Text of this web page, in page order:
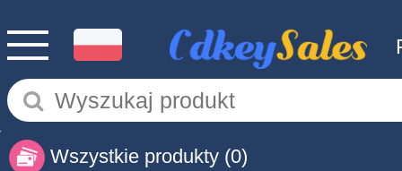
Wszystkie produkty (0)